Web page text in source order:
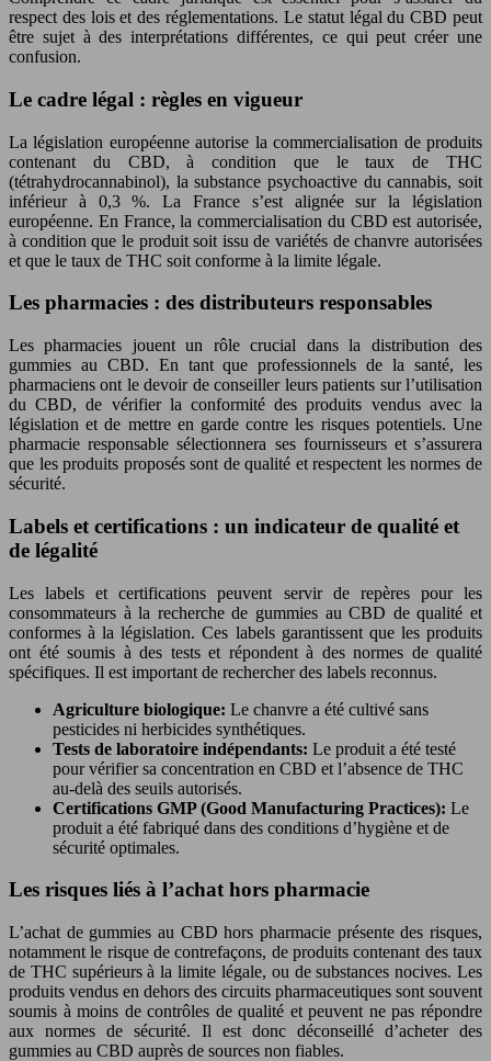
respect des lois et des réglementations. Le statut légal du CBD peut
être sujet à des interprétations différentes, ce qui peut créer une
confusion.
Le cadre légal : règles en vigueur
La législation européenne autorise la commercialisation de produits
contenant du CBD, à condition que le taux de THC
(tétrahydrocannabinol), la substance psychoactive du cannabis, soit
inférieur à 0,3 %. La France s’est alignée sur la législation
européenne. En France, la commercialisation du CBD est autorisée,
à condition que le produit soit issu de variétés de chanvre autorisées
et que le taux de THC soit conforme à la limite légale.
Les pharmacies : des distributeurs responsables
Les pharmacies jouent un rôle crucial dans la distribution des
gummies au CBD. En tant que professionnels de la santé, les
pharmaciens ont le devoir de conseiller leurs patients sur l’utilisation
du CBD, de vérifier la conformité des produits vendus avec la
législation et de mettre en garde contre les risques potentiels. Une
pharmacie responsable sélectionnera ses fournisseurs et s’assurera
que les produits proposés sont de qualité et respectent les normes de
sécurité.
Labels et certifications : un indicateur de qualité et
de légalité
Les labels et certifications peuvent servir de repères pour les
consommateurs à la recherche de gummies au CBD de qualité et
conformes à la législation. Ces labels garantissent que les produits
ont été soumis à des tests et répondent à des normes de qualité
spécifiques. Il est important de rechercher des labels reconnus.
Agriculture biologique: Le chanvre a été cultivé sans
pesticides ni herbicides synthétiques.
Tests de laboratoire indépendants: Le produit a été testé
pour vérifier sa concentration en CBD et l’absence de THC
au-delà des seuils autorisés.
Certifications GMP (Good Manufacturing Practices): Le
produit a été fabriqué dans des conditions d’hygiène et de
sécurité optimales.
Les risques liés à l’achat hors pharmacie
L’achat de gummies au CBD hors pharmacie présente des risques,
notamment le risque de contrefaçons, de produits contenant des taux
de THC supérieurs à la limite légale, ou de substances nocives. Les
produits vendus en dehors des circuits pharmaceutiques sont souvent
soumis à moins de contrôles de qualité et peuvent ne pas répondre
aux normes de sécurité. Il est donc déconseillé d’acheter des
gummies au CBD auprès de sources non fiables.